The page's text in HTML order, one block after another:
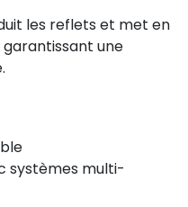
les reflets et met en
une
systèmes multi-